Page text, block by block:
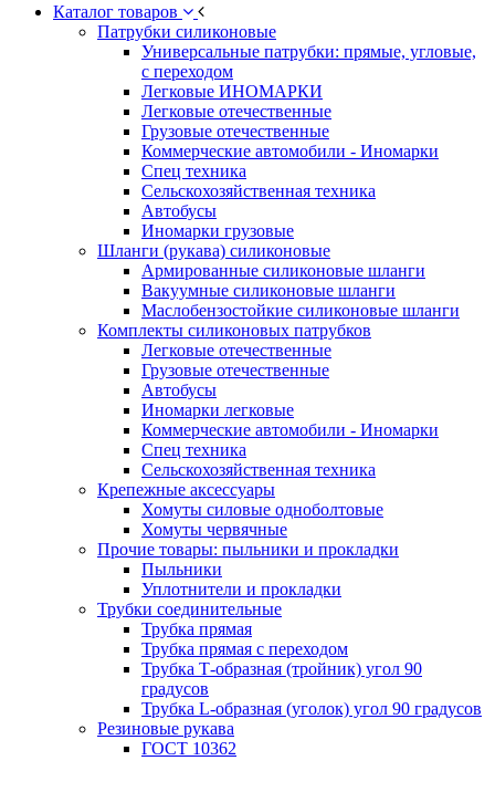
Каталог товаров
Патрубки силиконовые
Универсальные патрубки: прямые, угловые,
с переходом
Легковые ИНОМАРКИ
Легковые отечественные
Грузовые отечественные
Коммерческие автомобили - Иномарки
Спец техника
Сельскохозяйственная техника
Автобусы
Иномарки грузовые
Шланги (рукава) силиконовые
Армированные силиконовые шланги
Вакуумные силиконовые шланги
Маслобензостойкие силиконовые шланги
Комплекты силиконовых патрубков
Легковые отечественные
Грузовые отечественные
Автобусы
Иномарки легковые
Коммерческие автомобили - Иномарки
Спец техника
Сельскохозяйственная техника
Крепежные аксессуары
Хомуты силовые одноболтовые
Хомуты червячные
Прочие товары: пыльники и прокладки
Пыльники
Уплотнители и прокладки
Трубки соединительные
Трубка прямая
Трубка прямая с переходом
Трубка Т-образная (тройник) угол 90
градусов
Трубка L-образная (уголок) угол 90 градусов
Резиновые рукава
ГОСТ 10362